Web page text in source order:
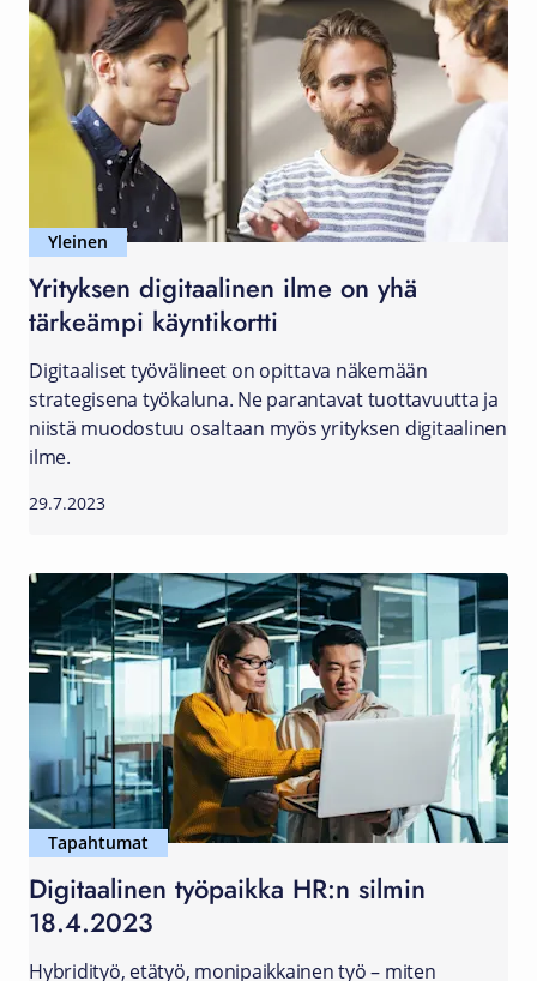
Yleinen
Yrityksen digitaalinen ilme on yhä
tärkeämpi käyntikortti
Digitaaliset työvälineet on opittava näkemään
strategisena työkaluna. Ne parantavat tuottavuutta ja
niistä muodostuu osaltaan myös yrityksen digitaalinen
ilme.
29.7.2023
Tapahtumat
Digitaalinen työpaikka HR:n silmin
18.4.2023
Hybridityö, etätyö, monipaikkainen työ – miten